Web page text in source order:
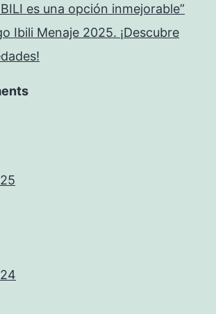
es una opción inmejorable”
Ibili Menaje 2025. ¡Descubre